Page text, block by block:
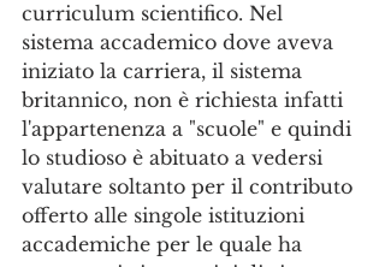
curriculum scientifico. Nel
sistema accademico dove aveva
iniziato la carriera, il sistema
britannico, non è richiesta infatti
l'appartenenza a "scuole" e quindi
lo studioso è abituato a vedersi
valutare soltanto per il contributo
offerto alle singole istituzioni
accademiche per le quale ha